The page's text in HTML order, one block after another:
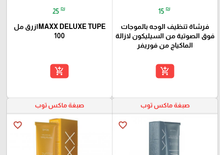
15 ₪
فرشاة تنظيف الوجه بالموجات
فوق الصوتية من السيليكون لازالة
الماكياج من فوريفر
add_shopping_cart
25 ₪
MAXX DELUXE TUPEازرق مل
100
add_shopping_cart
صبغة ماكس توب
favorite_border
صبغة ماكس توب
favorite_border